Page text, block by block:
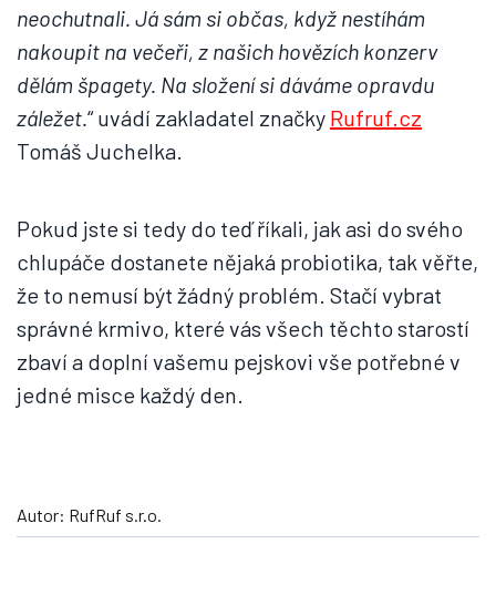
neochutnali. Já sám si občas, když nestíhám
nakoupit na večeři, z našich hovězích konzerv
dělám špagety. Na složení si dáváme opravdu
záležet.“ uvádí zakladatel značky Rufruf.cz
Tomáš Juchelka.
Pokud jste si tedy do teď říkali, jak asi do svého
chlupáče dostanete nějaká probiotika, tak věřte,
že to nemusí být žádný problém. Stačí vybrat
správné krmivo, které vás všech těchto starostí
zbaví a doplní vašemu pejskovi vše potřebné v
jedné misce každý den.
Autor: RufRuf s.r.o.